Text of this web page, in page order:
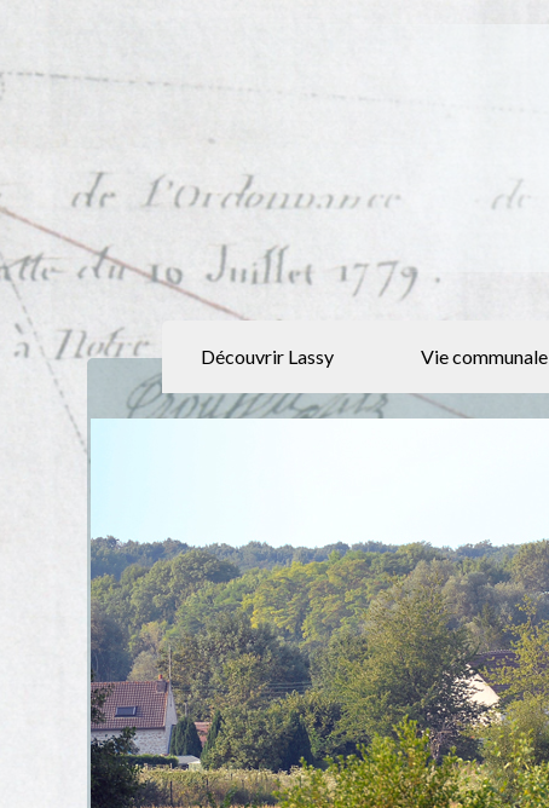
Découvrir Lassy Vie communale